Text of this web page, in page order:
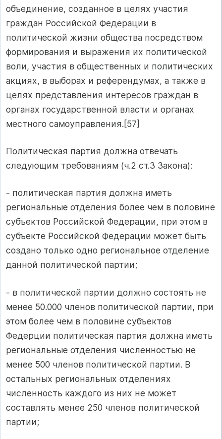
объединение, созданное в целях участия
граждан Российской Федерации в
политической жизни общества посредством
формирования и выражения их политической
воли, участия в общественных и политических
акциях, в выборах и референдумах, а также в
целях представления интересов граждан в
органах государственной власти и органах
местного самоуправления.[57]
Политическая партия должна отвечать
следующим требованиям (ч.2 ст.3 Закона):
- политическая партия должна иметь
региональные отделения более чем в половине
субъектов Российской Федерации, при этом в
субъекте Российской Федерации может быть
создано только одно региональное отделение
данной политической партии;
- в политической партии должно состоять не
менее 50.000 членов политической партии, при
этом более чем в половине субъектов
Федерции политическая партия должна иметь
региональные отделения численностью не
менее 500 членов политической партии. В
остальных региональных отделениях
численность каждого из них не может
составлять менее 250 членов политической
партии;